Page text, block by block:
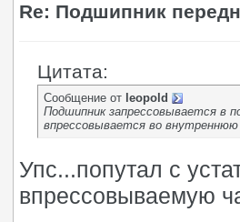
Re: Подшипник
Цитата:
Сообщение от leopold
Подшипник запрессовывается в
впрессовывается во
Упс...попутал с
впрессовываемую